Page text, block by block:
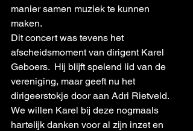
manier samen muziek te kunnen
maken.
Dit concert was tevens het
afscheidsmoment van dirigent Karel
Geboers.  Hij blijft spelend lid van de
vereniging, maar geeft nu het
dirigeerstokje door aan Adri Rietveld.
We willen Karel bij deze nogmaals
hartelijk danken voor al zijn inzet en